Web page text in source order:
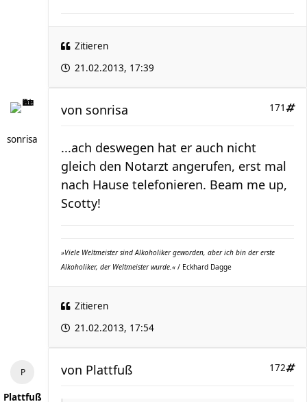
Zitieren
21.02.2013, 17:39
sonrisa
171
von sonrisa
...ach deswegen hat er auch nicht
gleich den Notarzt angerufen, erst mal
nach Hause telefonieren. Beam me up,
Scotty!
»Viele Weltmeister sind Alkoholiker geworden, aber ich bin der erste
Alkoholiker, der Weltmeister wurde.« / Eckhard Dagge
Zitieren
21.02.2013, 17:54
Plattfuß
172
von Plattfuß